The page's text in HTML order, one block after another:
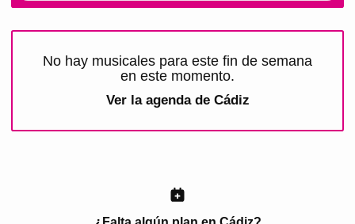
No hay musicales para este fin de semana
en este momento.
Ver la agenda de Cádiz